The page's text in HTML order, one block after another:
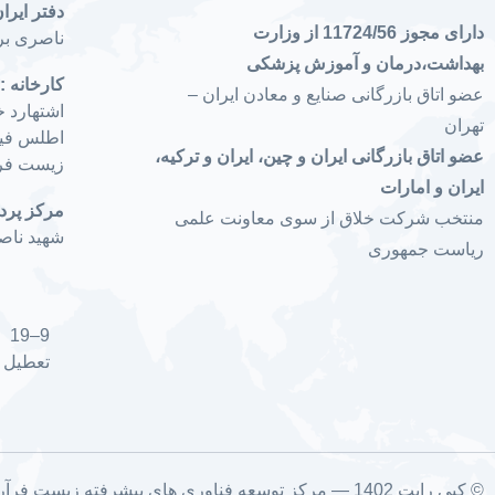
دارای مجوز 11724/56 از وزارت
بهداشت،درمان و آموزش پزشکی
عضو اتاق بازرگانی صنایع و معادن ایران –
تهران
عضو اتاق بازرگانی ایران و چین، ایران و ترکیه،
ایران و امارات
منتخب شرکت خلاق از سوی معاونت علمی
ریاست جمهوری
دفتر
ناصری
کارخانه :
زیست
مرکز
شهید ناصری
9–19
تعطیل
© کپی رایت 1402 — مرکز توسعه فناوری های پیشرفته زیست فرآروده چیستا